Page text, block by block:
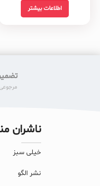
اطلاعات بیشتر
ناشران
خیلی سبز
نشر الگو